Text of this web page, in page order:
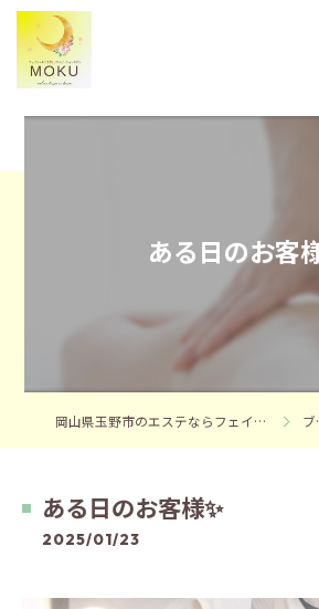
ある日のお客
岡山県玉野市のエステならフェイシャルエステサロンMOKU ブログ
ある日のお客様✨️
2025/01/23